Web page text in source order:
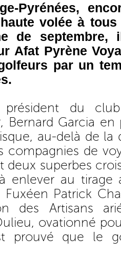
Pyrénées,
volée à
de septembre,
Afat Pyrène
par un
président du
Bernard Garcia en
au-delà de la
compagnies de
deux superbes
enlever au
Patrick
des Artisans
ovationné
prouvé que le